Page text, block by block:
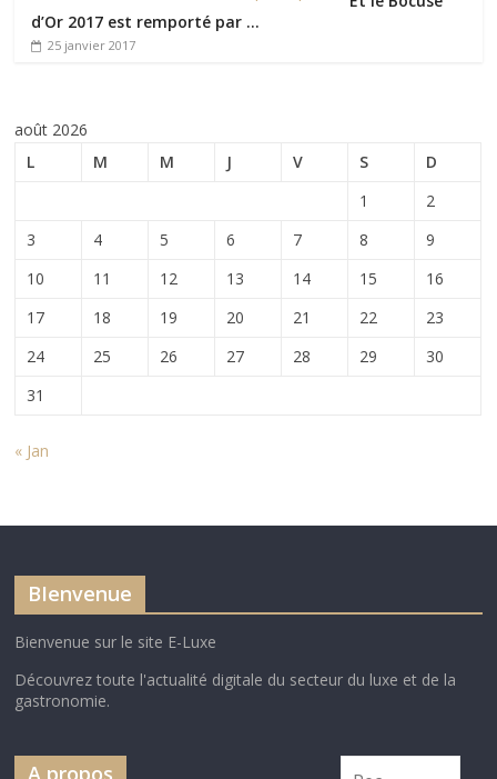
d’Or 2017 est remporté par …
25 janvier 2017
août 2026
L
M M J V S
D
1
2
3
4 5 6 7 8
9
10
11 12 13 14 15
16
17
18 19 20 21 22
23
24
25 26 27 28 29
30
31
« Jan
BIenvenue
Bienvenue sur le site E-Luxe
Découvrez toute l'actualité digitale du secteur du luxe et de la
gastronomie.
A propos